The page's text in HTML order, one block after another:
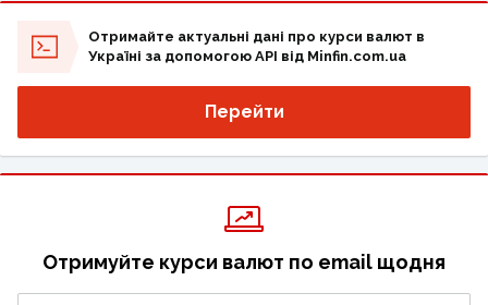
Отримайте актуальні дані про курси валют в
Україні за допомогою API від Minfin.com.ua
Перейти
Отримуйте курси валют по email щодня